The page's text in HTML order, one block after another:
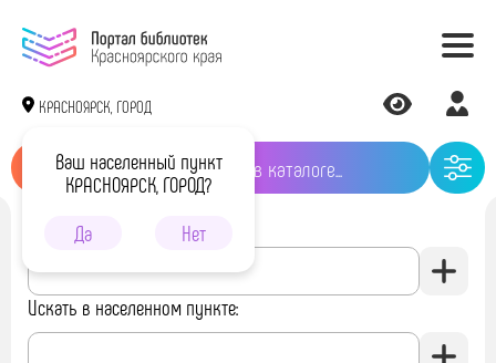
КРАСНОЯРСК, ГОРОД
Ваш населенный пункт
КРАСНОЯРСК, ГОРОД?
Да
Нет
Искать в библиотеке:
Искать в населенном пункте: